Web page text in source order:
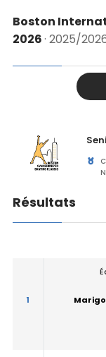
Boston
2026· 2025/
Résultats
1